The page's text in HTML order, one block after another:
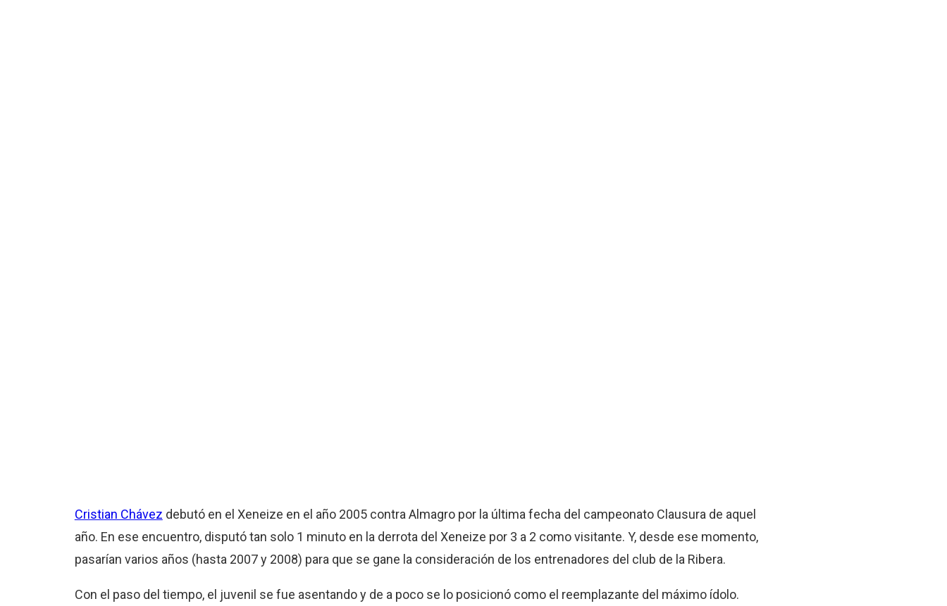
Cristian Chávez debutó en el Xeneize en el año 2005 contra Almagro por la última fecha del campeonato Clausura de aquel
año. En ese encuentro, disputó tan solo 1 minuto en la derrota del Xeneize por 3 a 2 como visitante. Y, desde ese momento,
pasarían varios años (hasta 2007 y 2008) para que se gane la consideración de los entrenadores del club de la Ribera.
Con el paso del tiempo, el juvenil se fue asentando y de a poco se lo posicionó como el reemplazante del máximo ídolo.